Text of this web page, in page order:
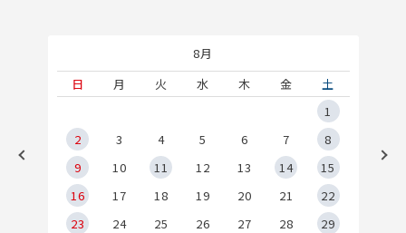
8月
日
月 火 水 木 金
土
1
2
3 4 5 6 7
8
9
10 11 12 13 14
15
16
17 18 19 20 21
22
23
24 25 26 27 28
29